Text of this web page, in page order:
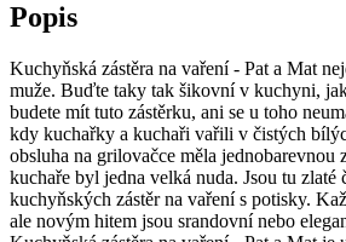
Popis
Kuchyňská zástěra na vaření - Pat a Mat
muže. Buďte taky tak šikovní v kuchyni,
budete mít tuto zástěrku, ani se u toho
kdy kuchařky a kuchaři vařili v čistých
obsluha na grilovačce měla jednobarevnou
kuchaře byl jedna velká nuda. Jsou tu zlaté
kuchyňských zástěr na vaření s potisky.
ale novým hitem jsou srandovní nebo